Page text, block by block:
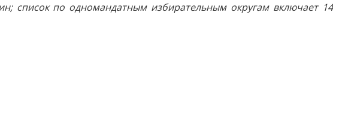
список по одномандатным избирательным округам включает 14